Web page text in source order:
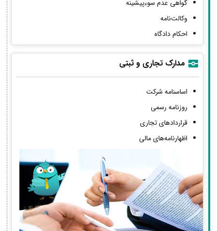
گواهی عدم سوءپیشینه
وکالت‌نامه
احکام دادگاه
مدارک تجاری و ثبتی
اساسنامه شرکت
روزنامه رسمی
قراردادهای تجاری
اظهارنامه‌های مالی